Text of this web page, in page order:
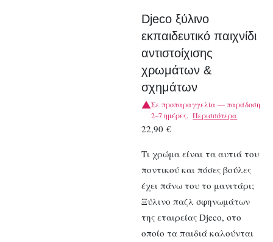
Djeco ξύλινο
εκπαιδευτικό παιχνίδι
αντιστοίχισης
χρωμάτων &
σχημάτων
Σε προπαραγγελία — παράδοση
2–7 ημέρες. Περισσότερα
22,90€
Τι χρώμα είναι τα αυτιά του
ποντικού και πόσες βούλες
έχει πάνω του το μανιτάρι;
Ξύλινο παζλ σφηνωμάτων
της εταιρείας Djeco, στο
οποίο τα παιδιά καλούνται